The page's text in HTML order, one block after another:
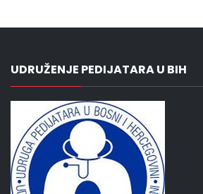
UDRUŽENJE PEDIJATARA U BIH